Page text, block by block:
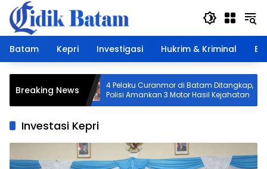
Langsung
konten
Batam
Kepri Investigasi Hukrim & Kriminal
Breaking News
4 Pelaku Curanmor di Batam Ditangkap,
Polisi Amankan 3 Motor Hasil Kejahatan
Investasi Kepri